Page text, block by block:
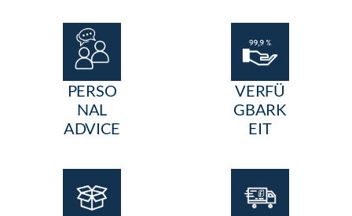
PERSO
NAL
ADVICE
VERFÜ
GBARK
EIT